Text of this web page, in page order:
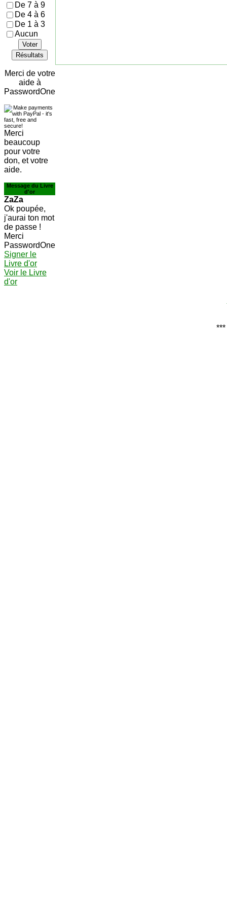
De 7 à 9
De 4 à 6
De 1 à 3
Aucun
Voter
Résultats
Merci de votre
aide à
PasswordOne
Merci
beaucoup
pour votre
don, et votre
aide.
Message du Livre
d'or
ZaZa
Ok poupée,
j'aurai ton mot
de passe !
Merci
PasswordOne
Signer le
Livre d'or
Voir le Livre
d'or